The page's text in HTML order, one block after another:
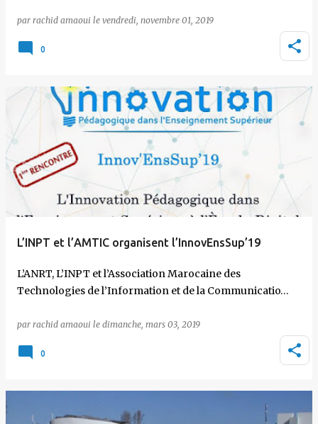
par rachid amaoui le vendredi, novembre 01, 2019
0
L’INPT et l’AMTIC organisent l’InnovEnsSup’19
L’ANRT, L’INPT et l’Association Marocaine des
Technologies de l’Information et de la Communicatio…
par rachid amaoui le dimanche, mars 03, 2019
0